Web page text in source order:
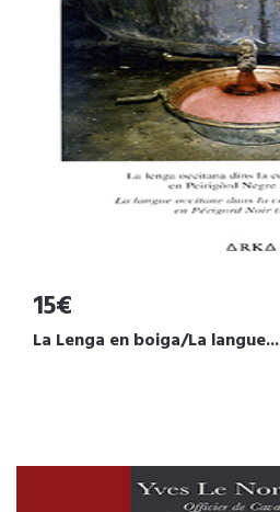
15€
La Lenga en boiga/La langue...